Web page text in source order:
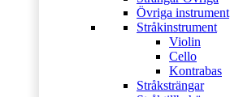
Övriga instrument
Stråkinstrument
Violin
Cello
Kontrabas
Stråksträngar